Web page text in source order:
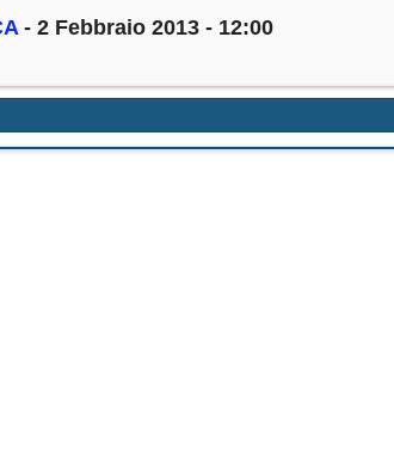
- 2 Febbraio 2013 - 12:00